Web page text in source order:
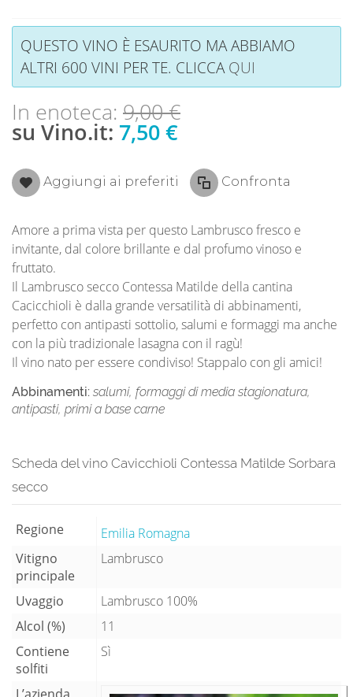
QUESTO VINO È ESAURITO MA ABBIAMO
ALTRI 600 VINI PER TE. CLICCAQUI
In enoteca: 9,00 €
su Vino.it: 7,50 €
Aggiungi ai preferiti Confronta
Amore a prima vista per questo Lambrusco fresco e
invitante, dal colore brillante e dal profumo vinoso e
fruttato.
Il Lambrusco secco Contessa Matilde della cantina
Cacicchioli è dalla grande versatilità di abbinamenti,
perfetto con antipasti sottolio, salumi e formaggi ma anche
con la più tradizionale lasagna con il ragù!
Il vino nato per essere condiviso! Stappalo con gli amici!
Abbinamenti: salumi, formaggi di media stagionatura,
antipasti, primi a base carne
Scheda del vino Cavicchioli Contessa Matilde Sorbara
secco
Regione
Emilia Romagna
Vitigno
principale
Lambrusco
Uvaggio
Lambrusco 100%
Alcol (%)
11
Contiene
solfiti
Sì